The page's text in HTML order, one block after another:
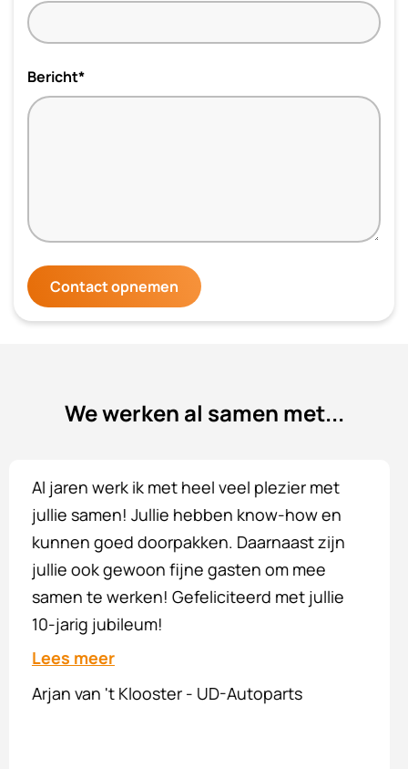
Bericht*
Contact opnemen
We werken al samen met...
Van harte gefeliciteerd met jullie 10 jarig
bestaan. Wie jarig is trakteert. Jullie team is
een ware toevoeging voor mijn bedrijf. En
daarom ben ik dan ook erg blij dat we met
elkaar zijn gematched en ik hoop dat jullie
nog lang dezelfde qwaliteit blijft leveren.
Lees meer
Wesley Verzijl - Qlimaat Totaal